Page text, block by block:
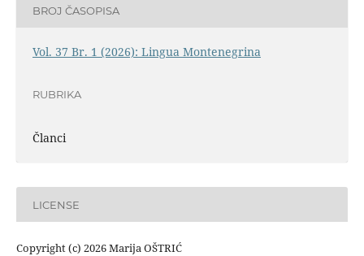
BROJ ČASOPISA
Vol. 37 Br. 1 (2026): Lingua Montenegrina
RUBRIKA
Članci
LICENSE
Copyright (c) 2026 Marija OŠTRIĆ